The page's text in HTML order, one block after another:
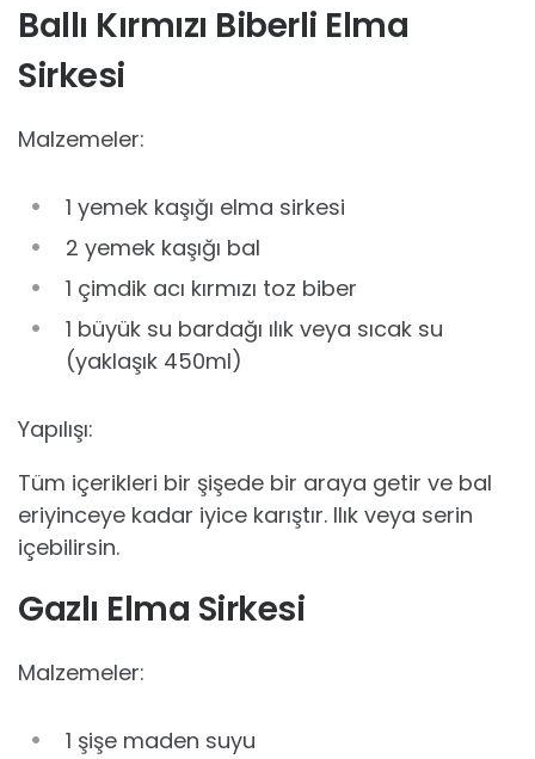
Ballı Kırmızı Biberli Elma
Sirkesi
Malzemeler:
1 yemek kaşığı elma sirkesi
2 yemek kaşığı bal
1 çimdik acı kırmızı toz biber
1 büyük su bardağı ılık veya sıcak su
(yaklaşık 450ml)
Yapılışı:
Tüm içerikleri bir şişede bir araya getir ve bal
eriyinceye kadar iyice karıştır. Ilık veya serin
içebilirsin.
Gazlı Elma Sirkesi
Malzemeler:
1 şişe maden suyu